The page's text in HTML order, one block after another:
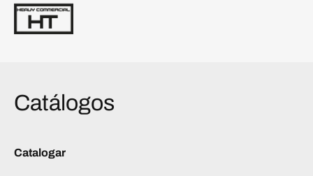
Catálogos
Catalogar